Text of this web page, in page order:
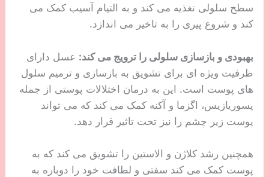
سطح سلولی تغذیه می کند و به التیام آسیب کمک می
کند و شروع پیری را به تاخیر می اندازد.
بهبودی و بازسازی سلولی را ترویج می کند: عسل دارای
ظرفیت ویژه ای برای تشویق به بازسازی و ترمیم سلول
های پوست است. این به درمان اختلالات پوستی از جمله
پسوریازیس، اگزما و آکنه کمک می کند که می تواند
پوست زیر چشم را نیز تحت تاثیر قرار دهد.
همچنین رشد کلاژن و الاستین را تشویق می کند که به
پوست کمک می کند سفتی و لطافت خود را دوباره به